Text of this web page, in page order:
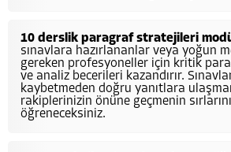
10 derslik paragraf stratejileri
sınavlara hazırlananlar veya yoğun
gereken profesyoneller için kritik
ve analiz becerileri kazandırır.
kaybetmeden doğru yanıtlara
rakiplerinizin önüne geçmenin
öğreneceksiniz.